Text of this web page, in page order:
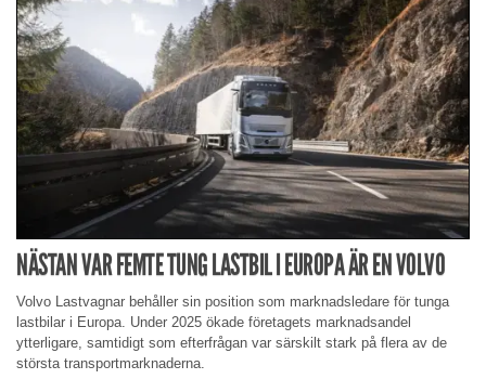
NÄSTAN VAR FEMTE TUNG LASTBIL I EUROPA ÄR EN VOLVO
Volvo Lastvagnar behåller sin position som marknadsledare för tunga
lastbilar i Europa. Under 2025 ökade företagets marknadsandel
ytterligare, samtidigt som efterfrågan var särskilt stark på flera av de
största transportmarknaderna.